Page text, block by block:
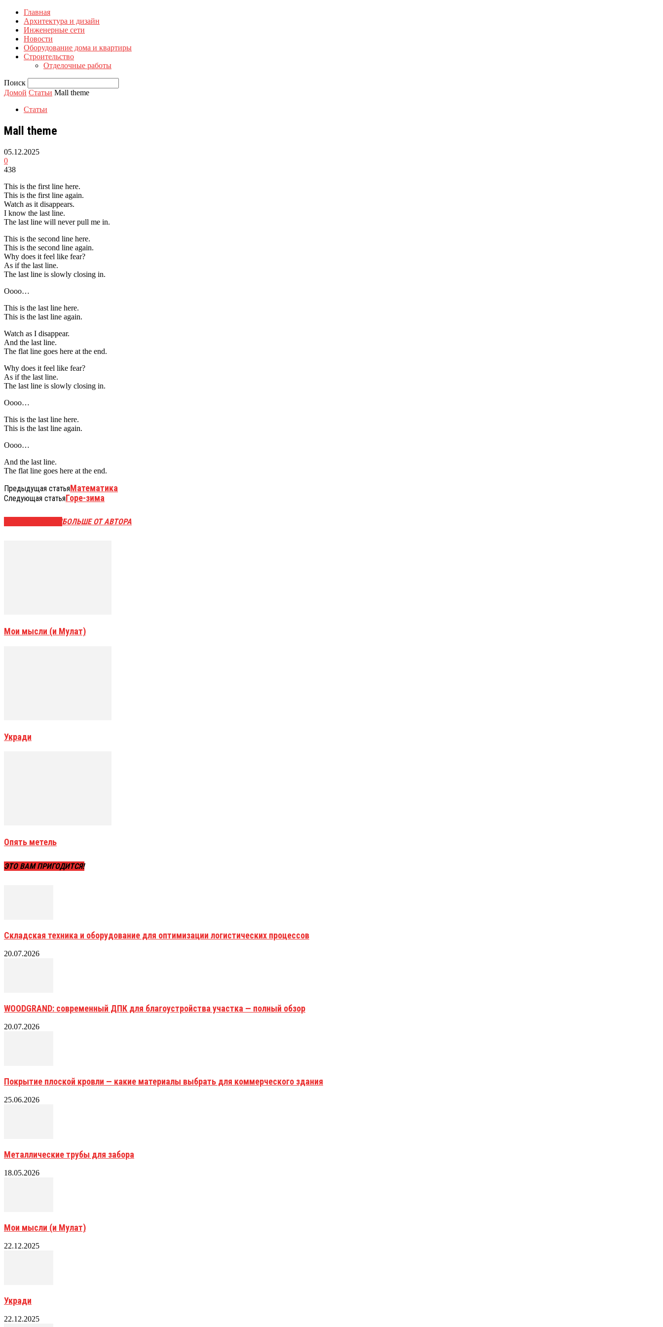
Главная
Архитектура и дизайн
Инженерные сети
Новости
Оборудование дома и квартиры
Строительство
Отделочные работы
Поиск
Домой Статьи Mall theme
Статьи
Mall theme
05.12.2025
0
438
This is the first line here.
This is the first line again.
Watch as it disappears.
I know the last line.
The last line will never pull me in.
This is the second line here.
This is the second line again.
Why does it feel like fear?
As if the last line.
The last line is slowly closing in.
Oooo…
This is the last line here.
This is the last line again.
Watch as I disappear.
And the last line.
The flat line goes here at the end.
Why does it feel like fear?
As if the last line.
The last line is slowly closing in.
Oooo…
This is the last line here.
This is the last line again.
Oooo…
And the last line.
The flat line goes here at the end .
Предыдущая статьяМатематика
Следующая статьяГоре-зима
БОЛЬШЕ ОТ АВТОРА
Мои мысли (и Мулат)
Укради
Опять метель
ЭТО ВАМ ПРИГОДИТСЯ!
Складская техника и оборудование для оптимизации логистических процессов
20.07.2026
WOODGRAND: современный ДПК для благоустройства участка — полный обзор
20.07.2026
Покрытие плоской кровли — какие материалы выбрать для коммерческого здания
25.06.2026
Металлические трубы для забора
18.05.2026
Мои мысли (и Мулат)
22.12.2025
Укради
22.12.2025